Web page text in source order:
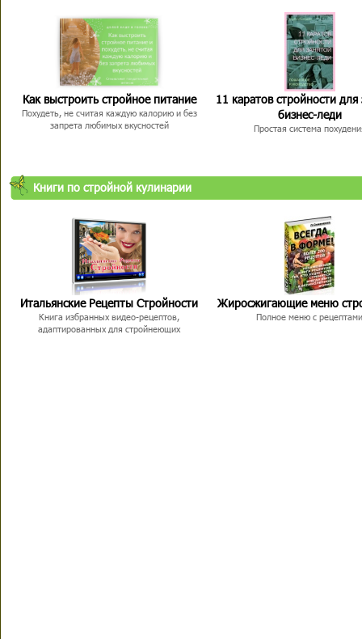
Как выстроить стройное питание
Похудеть, не считая каждую калорию и без
запрета любимых вкусностей
11 каратов стройности для
бизнес-леди
Простая система
Книги по стройной кулинарии
Итальянские Рецепты Стройности
Книга избранных видео-рецептов,
адаптированных для стройнеющих
Жиросжигающие меню
Полное меню с рецептами